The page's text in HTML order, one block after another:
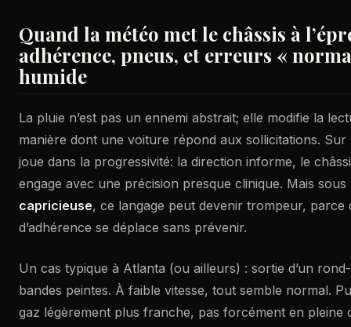
Quand la météo met le châssis à
adhérence, pneus, et erreurs «
humide
La pluie n’est pas un ennemi abstrait; elle modifie la
manière dont une voiture répond aux sollicitations. Sur
joue dans la progressivité: la direction informe, le
engage avec une précision presque clinique. Mais
capricieuse, ce langage peut devenir trompeur, parce
d’adhérence se déplace sans prévenir.
Un cas typique à Atlanta (ou ailleurs) : sortie d’un
bandes peintes. À faible vitesse, tout semble normal.
gaz légèrement plus franche, pas forcément en pleine